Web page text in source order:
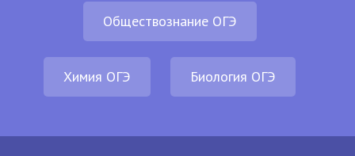
Обществознание ОГЭ
Химия ОГЭ Биология ОГЭ